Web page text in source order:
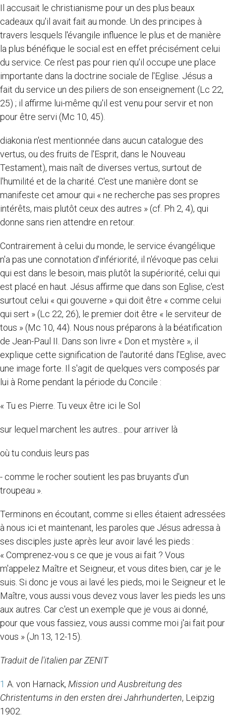
Il accusait le christianisme pour un des plus beaux
cadeaux qu'il avait fait au monde. Un des principes à
travers lesquels l'évangile influence le plus et de manière
la plus bénéfique le social est en effet précisément celui
du service. Ce n'est pas pour rien qu'il occupe une place
importante dans la doctrine sociale de l'Eglise. Jésus a
fait du service un des piliers de son enseignement (Lc 22,
25) ; il affirme lui-même qu'il est venu pour servir et non
pour être servi (Mc 10, 45).
diakonia n'est mentionnée dans aucun catalogue des
vertus, ou des fruits de l'Esprit, dans le Nouveau
Testament), mais naît de diverses vertus, surtout de
l'humilité et de la charité. C'est une manière dont se
manifeste cet amour qui « ne recherche pas ses propres
intérêts, mais plutôt ceux des autres » (cf. Ph 2, 4), qui
donne sans rien attendre en retour.
Contrairement à celui du monde, le service évangélique
n'a pas une connotation d'infériorité, il n'évoque pas celui
qui est dans le besoin, mais plutôt la supériorité, celui qui
est placé en haut. Jésus affirme que dans son Eglise, c'est
surtout celui « qui gouverne » qui doit être « comme celui
qui sert » (Lc 22, 26), le premier doit être « le serviteur de
tous » (Mc 10, 44). Nous nous préparons à la béatification
de Jean-Paul II. Dans son livre « Don et mystère », il
explique cette signification de l'autorité dans l'Eglise, avec
une image forte. Il s'agit de quelques vers composés par
lui à Rome pendant la période du Concile :
« Tu es Pierre. Tu veux être ici le Sol
sur lequel marchent les autres... pour arriver là
où tu conduis leurs pas
- comme le rocher soutient les pas bruyants d'un
troupeau ».
Terminons en écoutant, comme si elles étaient adressées
à nous ici et maintenant, les paroles que Jésus adressa à
ses disciples juste après leur avoir lavé les pieds :
« Comprenez-vou s ce que je vous ai fait ? Vous
m'appelez Maître et Seigneur, et vous dites bien, car je le
suis. Si donc je vous ai lavé les pieds, moi le Seigneur et le
Maître, vous aussi vous devez vous laver les pieds les uns
aux autres. Car c'est un exemple que je vous ai donné,
pour que vous fassiez, vous aussi comme moi j'ai fait pour
vous » (Jn 13, 12-15).
Traduit de l'italien par ZENIT
1 A. von Harnack, Mission und Ausbreitung des
Christentums in den ersten drei Jahrhunderten, Leipzig
1902.